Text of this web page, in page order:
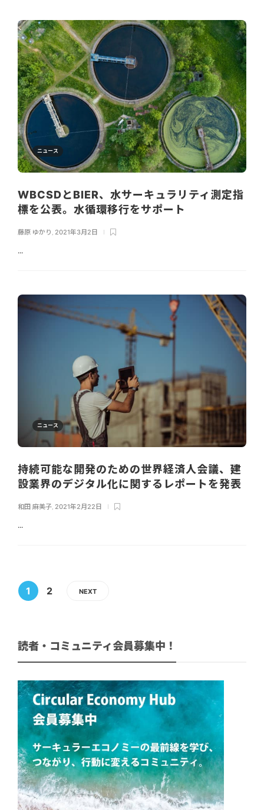
ニュース
WBCSDとBIER、水サーキュラリティ測定指
標を公表。水循環移行をサポート
藤原 ゆかり 2021年3月2日
...
ニュース
持続可能な開発のための世界経済人会議、建
設業界のデジタル化に関するレポートを発表
和田 麻美子 2021年2月22日
...
1 2 NEXT
読者・コミュニティ会員募集中！